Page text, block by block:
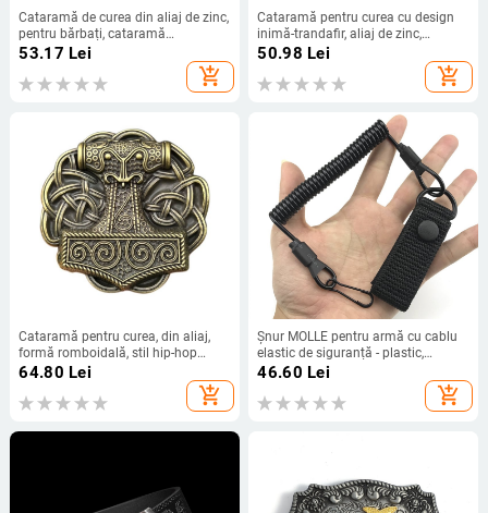
Cataramă de curea din aliaj de zinc,
pentru bărbați, cataramă
netedă/plată, vară 2022
53.17 Lei
add_shopping_cart
Cataramă pentru curea cu design
inimă-trandafir, aliaj de zinc,
închidere netedă, unisex, stil
50.98 Lei
add_shopping_cart
Cataramă pentru curea, din aliaj,
formă romboidală, stil hip-hop
pentru bărbați
64.80 Lei
add_shopping_cart
Șnur MOLLE pentru armă cu cablu
elastic de siguranță - plastic,
cataramă ovală, închidere cu cârlig,
anotimpuri
46.60 Lei
add_shopping_cart